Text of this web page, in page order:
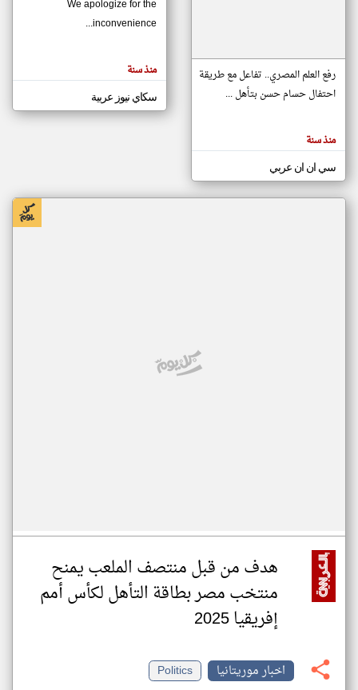
مصادر الأخبار من موريتانيا
اخبار موريتانيا على مدار الساعة
أهم اخبار موريتانيا العاجلة والمباشرة
المقالات
الموجوده
هنا عن
رفع العلم المصري.. تفاعل مع طريقة
احتفال حسام حسن بتأهل ...
منذ سنة
سي ان ان عربي
We apologize for the
inconvenience...
منذ سنة
سكاي نيوز عربية
هدف من قبل منتصف الملعب يمنح
منتخب مصر بطاقة التأهل لكأس أمم
إفريقيا 2025
اخبار موريتانيا
Politics
klyoum.com